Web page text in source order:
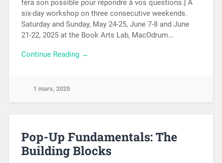
fera son possible pour répondre à vos questions.] A
six-day workshop on three consecutive weekends.
Saturday and Sunday, May 24-25, June 7-8 and June
21-22, 2025 at the Book Arts Lab, MacOdrum…
Continue Reading →
1 mars, 2025
Pop-Up Fundamentals: The
Building Blocks